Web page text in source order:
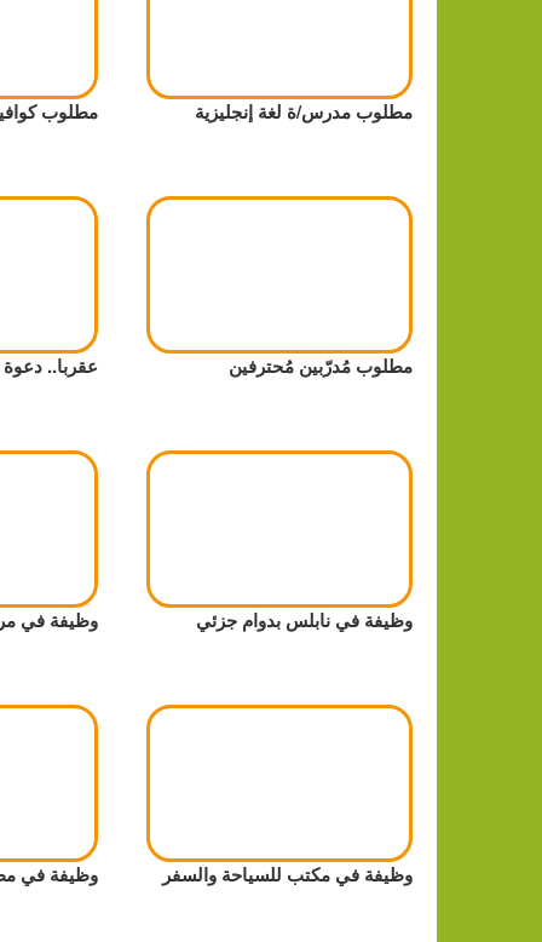
مطلوب مدرس/ة لغة إنجليزية مطلوب
مطلوب مُدرّبين مُحترفين عقربا..
وظيفة في نابلس بدوام جزئي وظيفة في
وظيفة في مكتب للسياحة والسفر وظيفة في